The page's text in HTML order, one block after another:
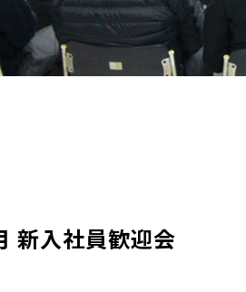
新入社員歓迎会